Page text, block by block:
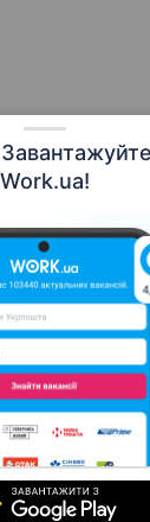
Work.ua!
Про нас